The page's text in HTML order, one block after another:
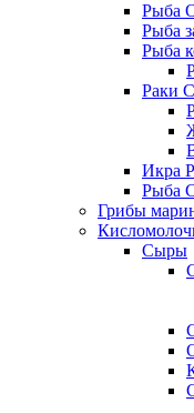
Рыба
Рыба
Рыба
Раки
Икра
Рыба
Грибы
Сыры